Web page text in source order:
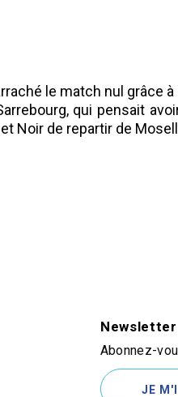
le match nul grâce
qui pensait
Noir de repartir de
Newsletter
Abonnez-
JE